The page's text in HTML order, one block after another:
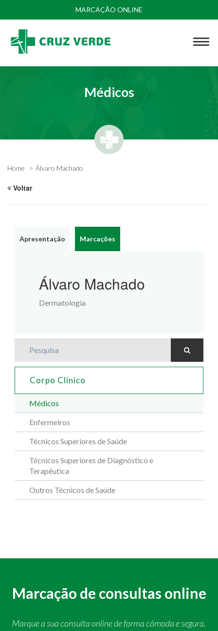
MARCAÇÃO ONLINE
Médicos
Home Álvaro Machado
Voltar
Apresentação Marcações
Álvaro Machado
Dermatologia
Corpo Clínico
Médicos
Enfermeiros
Técnicos Superiores de Saúde
Técnicos Superiores de Diagnóstico e
Terapêutica
Outros Técnicos de Saúde
Marcação de consultas online
Marque a sua consulta online de forma cómoda e segura.